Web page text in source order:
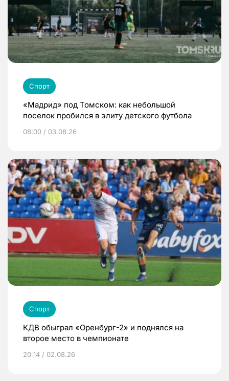
Спорт
«Мадрид» под Томском: как небольшой
поселок пробился в элиту детского футбола
08:00 / 03.08.26
Спорт
КДВ обыграл «Оренбург-2» и поднялся на
второе место в чемпионате
20:14 / 02.08.26